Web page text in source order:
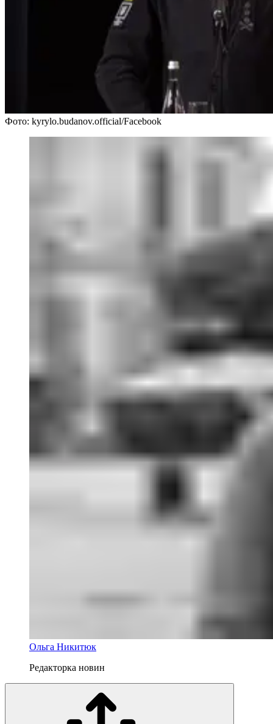
Фото: kyrylo.budanov.official/Facebook
Ольга Никитюк
Редакторка новин